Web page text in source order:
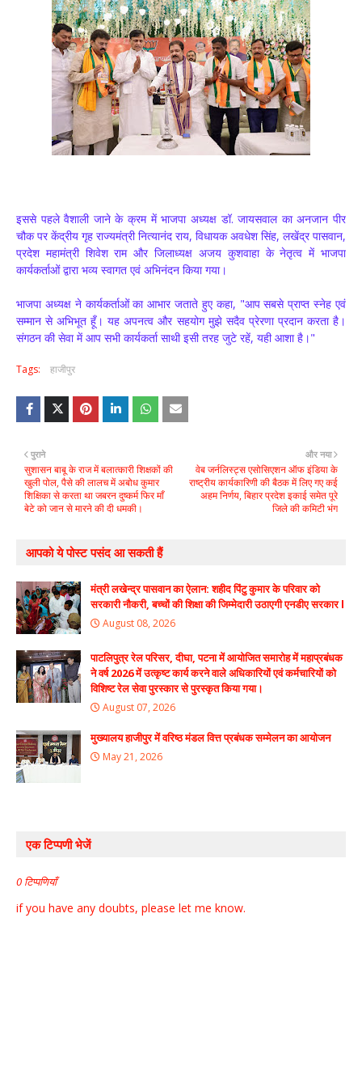
इससे पहले वैशाली जाने के क्रम में भाजपा अध्यक्ष डॉ. जायसवाल का अनजान पीर
चौक पर केंद्रीय गृह राज्यमंत्री नित्यानंद राय, विधायक अवधेश सिंह, लखेंद्र पासवान,
प्रदेश महामंत्री शिवेश राम और जिलाध्यक्ष अजय कुशवाहा के नेतृत्व में भाजपा
कार्यकर्ताओं द्वारा भव्य स्वागत एवं अभिनंदन किया गया।
भाजपा अध्यक्ष ने कार्यकर्ताओं का आभार जताते हुए कहा, "आप सबसे प्राप्त स्नेह एवं
सम्मान से अभिभूत हूँ। यह अपनत्व और सहयोग मुझे सदैव प्रेरणा प्रदान करता है।
संगठन की सेवा में आप सभी कार्यकर्ता साथी इसी तरह जुटे रहें, यही आशा है।"
Tags: हाजीपुर
और नया
वेब जर्नलिस्ट्स एसोसिएशन ऑफ इंडिया के
राष्ट्रीय कार्यकारिणी की बैठक में लिए गए कई
अहम निर्णय, बिहार प्रदेश इकाई समेत पूरे
जिले की कमिटी भंग
पुराने
सुशासन बाबू के राज में बलात्कारी शिक्षकों की
खुली पोल, पैसे की लालच में अबोध कुमार
शिक्षिका से करता था जबरन दुष्कर्म फिर माँ
बेटे को जान से मारने की दी धमकी।
आपको ये पोस्ट पसंद आ सकती हैं
मंत्री लखेन्द्र पासवान का ऐलान: शहीद पिंटु कुमार के परिवार को
सरकारी नौकरी, बच्चों की शिक्षा की जिम्मेदारी उठाएगी एनडीए सरकार l
August 08, 2026
पाटलिपुत्र रेल परिसर, दीघा, पटना में आयोजित समारोह में महाप्रबंधक
ने वर्ष 2026 में उत्कृष्ट कार्य करने वाले अधिकारियों एवं कर्मचारियों को
विशिष्ट रेल सेवा पुरस्कार से पुरस्कृत किया गया।
August 07, 2026
मुख्यालय हाजीपुर में वरिष्ठ मंडल वित्त प्रबंधक सम्मेलन का आयोजन
May 21, 2026
एक टिप्पणी भेजें
0 टिप्पणियाँ
if you have any doubts, please let me know.